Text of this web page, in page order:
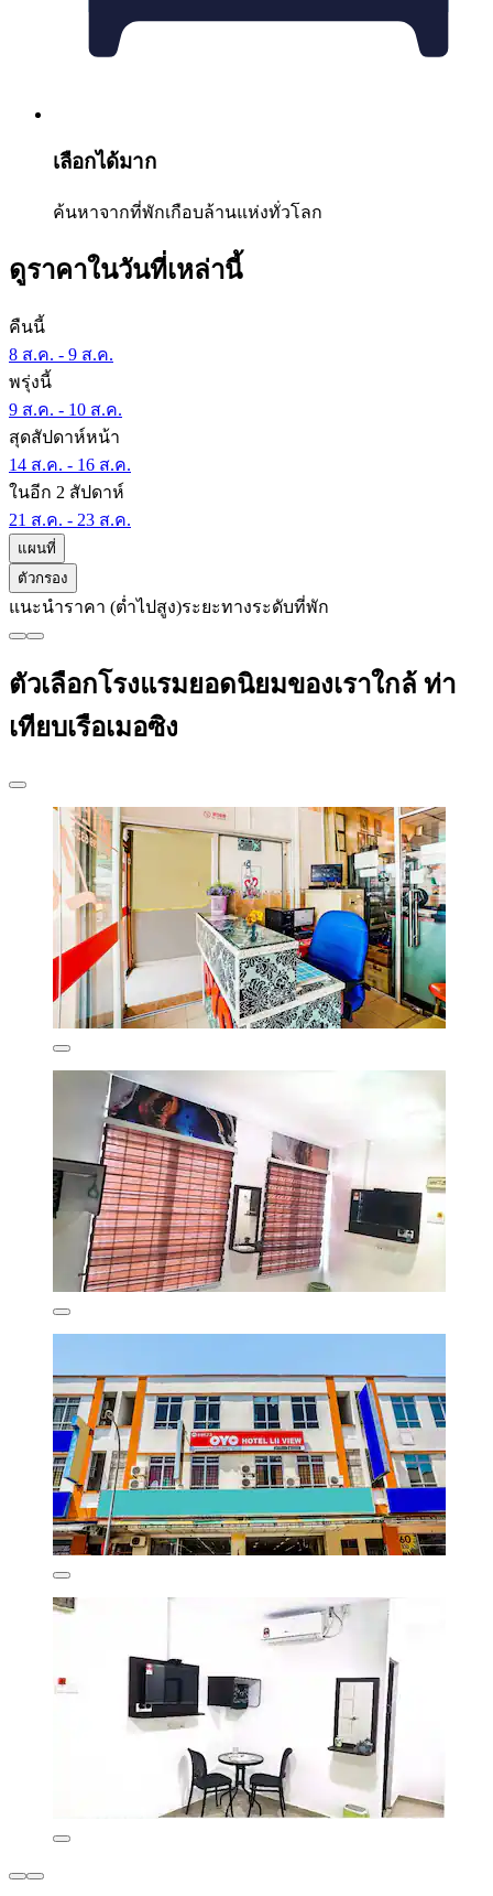
เลือกได้มาก
ค้นหาจากที่พักเกือบล้านแห่งทั่วโลก
ดูราคาในวันที่เหล่านี้
คืนนี้
8 ส.ค. - 9 ส.ค.
พรุ่งนี้
9 ส.ค. - 10 ส.ค.
สุดสัปดาห์หน้า
14 ส.ค. - 16 ส.ค.
ในอีก 2 สัปดาห์
21 ส.ค. - 23 ส.ค.
แผนที่
ตัวกรอง
แนะนำราคา (ต่ำไปสูง)ระยะทางระดับที่พัก
ตัวเลือกโรงแรมยอดนิยมของเราใกล้ ท่า
เทียบเรือเมอซิง